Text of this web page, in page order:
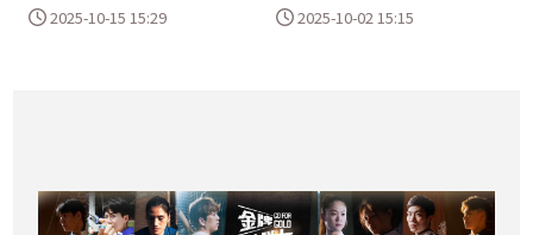
2025-10-15 15:29 2025-10-02 15:15